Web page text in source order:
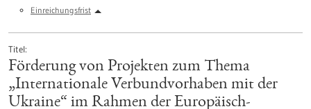
Einreichungsfrist
Titel
Förderung von Projekten zum Thema
„Internationale Verbundvorhaben mit der
Ukraine“ im Rahmen der Europäisch-